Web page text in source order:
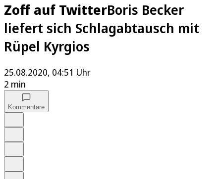
Zoff auf TwitterBoris Becker
liefert sich Schlagabtausch mit
Rüpel Kyrgios
25.08.2020, 04:51 Uhr
2 min
Kommentare